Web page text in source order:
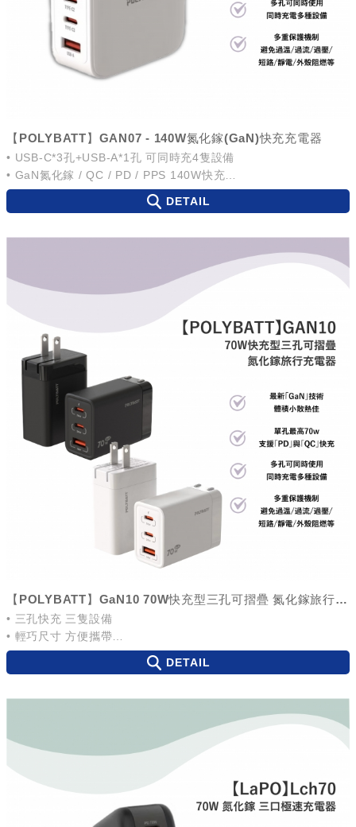
【POLYBATT】GAN07 - 140W氮化鎵(GaN)快充充電器
• USB-C*3孔+USB-A*1孔 可同時充4隻設備
• GaN氮化鎵 / QC / PD / PPS 140W快充
• 摺疊插腳 方便攜帶
DETAIL
【POLYBATT】GaN10 70W快充型三孔可摺疊 氮化鎵旅行充電器
• 三孔快充 三隻設備
• 輕巧尺寸 方便攜帶
• 摺疊插腳 輕鬆收納
DETAIL